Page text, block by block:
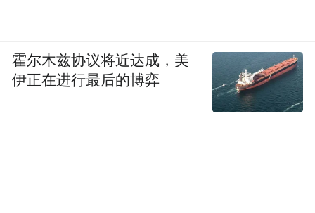
霍尔木兹协议将近达成，美
伊正在进行最后的博弈